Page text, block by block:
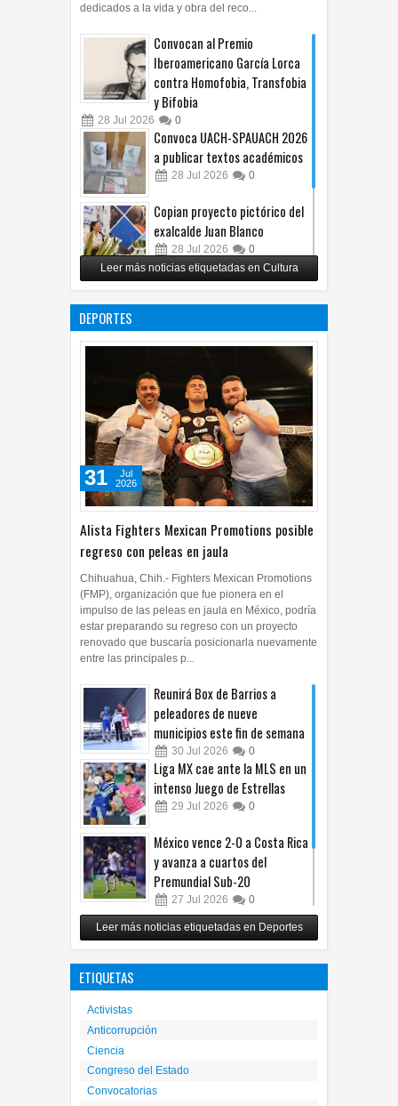
dedicados a la vida y obra del reco...
Convocan al Premio
Iberoamericano García Lorca
contra Homofobia, Transfobia
y Bifobia
28 Jul 2026 0
Convoca UACH-SPAUACH 2026
a publicar textos académicos
28 Jul 2026 0
Copian proyecto pictórico del
exalcalde Juan Blanco
28 Jul 2026 0
Impulsa UPCH creatividad y
lectura con taller de mini
27 Jul 2026 0
Leer más noticias etiquetadas en Cultura
DEPORTES
Alista Fighters Mexican Promotions posible
regreso con peleas en jaula
31
Jul
2026
Chihuahua, Chih.- Fighters Mexican Promotions
(FMP), organización que fue pionera en el
impulso de las peleas en jaula en México, podría
estar preparando su regreso con un proyecto
renovado que buscaría posicionarla nuevamente
entre las principales p...
Reunirá Box de Barrios a
peleadores de nueve
municipios este fin de semana
30 Jul 2026 0
Liga MX cae ante la MLS en un
intenso Juego de Estrellas
29 Jul 2026 0
México vence 2-0 a Costa Rica
y avanza a cuartos del
Premundial Sub-20
27 Jul 2026 0
Cruz Azul arrolla a Toluca y
gana su cuarto trofeo de
Campeón de Campeones
Leer más noticias etiquetadas en Deportes
ETIQUETAS
Activistas
Anticorrupción
Ciencia
Congreso del Estado
Convocatorias